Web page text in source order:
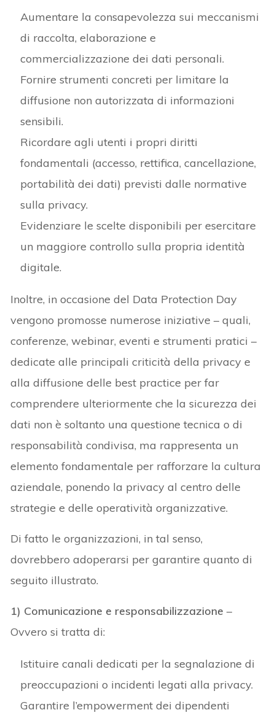
Aumentare la consapevolezza sui meccanismi
di raccolta, elaborazione e
commercializzazione dei dati personali.
Fornire strumenti concreti per limitare la
diffusione non autorizzata di informazioni
sensibili.
Ricordare agli utenti i propri diritti
fondamentali (accesso, rettifica, cancellazione,
portabilità dei dati) previsti dalle normative
sulla privacy.
Evidenziare le scelte disponibili per esercitare
un maggiore controllo sulla propria identità
digitale.
Inoltre, in occasione del Data Protection Day
vengono promosse numerose iniziative – quali,
conferenze, webinar, eventi e strumenti pratici –
dedicate alle principali criticità della privacy e
alla diffusione delle best practice per far
comprendere ulteriormente che la sicurezza dei
dati non è soltanto una questione tecnica o di
responsabilità condivisa, ma rappresenta un
elemento fondamentale per rafforzare la cultura
aziendale, ponendo la privacy al centro delle
strategie e delle operatività organizzative.
Di fatto le organizzazioni, in tal senso,
dovrebbero adoperarsi per garantire quanto di
seguito illustrato.
1) Comunicazione e responsabilizzazione –
Ovvero si tratta di:
Istituire canali dedicati per la segnalazione di
preoccupazioni o incidenti legati alla privacy.
Garantire l’empowerment dei dipendenti